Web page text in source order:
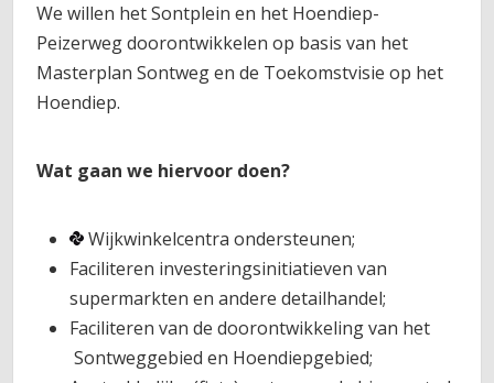
We willen het Sontplein en het Hoendiep-
Peizerweg doorontwikkelen op basis van het
Masterplan Sontweg en de Toekomstvisie op het
Hoendiep.
Wat gaan we hiervoor doen?
Wijkwinkelcentra ondersteunen;
Faciliteren investeringsinitiatieven van
supermarkten en andere detailhandel;
Faciliteren van de doorontwikkeling van het
Sontweggebied en Hoendiepgebied;